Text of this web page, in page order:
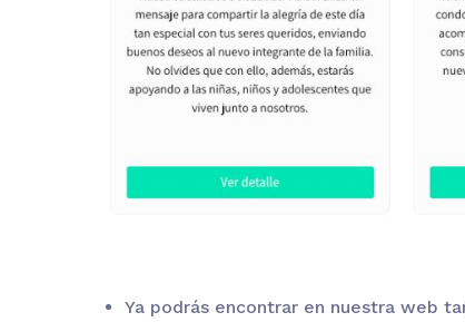
Ya podrás encontrar en nuestra web